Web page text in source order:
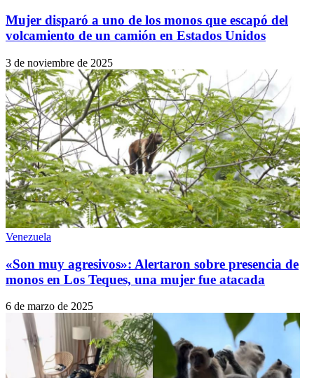
Mujer disparó a uno de los monos que escapó del
volcamiento de un camión en Estados Unidos
3 de noviembre de 2025
Venezuela
«Son muy agresivos»: Alertaron sobre presencia de
monos en Los Teques, una mujer fue atacada
6 de marzo de 2025